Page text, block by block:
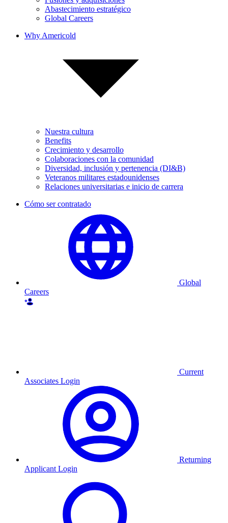
Abastecimiento estratégico
Global Careers
Why Americold
Nuestra cultura
Benefits
Crecimiento y desarrollo
Colaboraciones con la comunidad
Diversidad, inclusión y pertenencia (DI&B)
Veteranos militares estadounidenses
Relaciones universitarias e inicio de carrera
Cómo ser contratado
Global
Careers
Current
Associates Login
Returning
Applicant Login